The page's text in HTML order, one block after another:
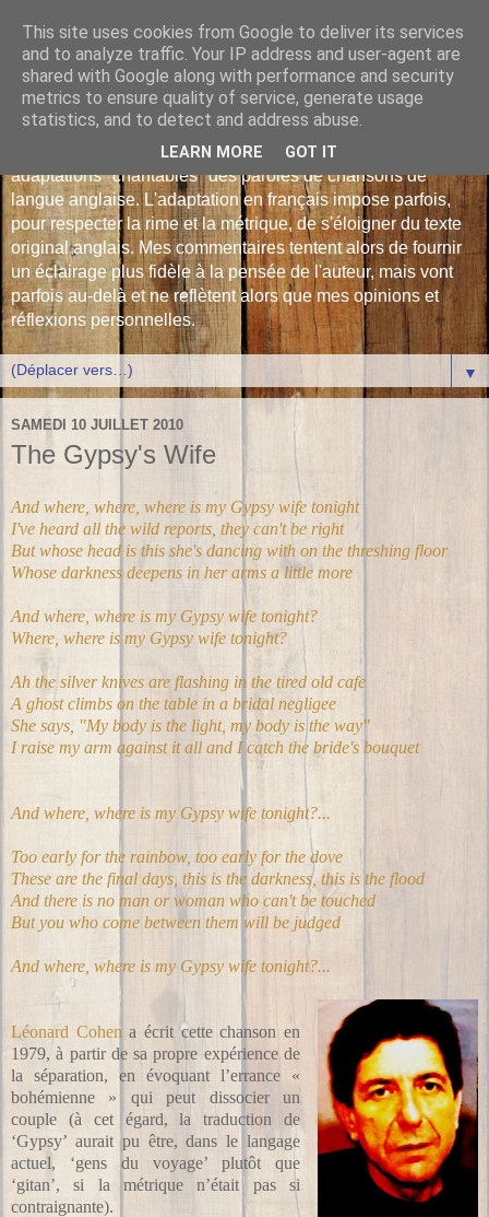
Les Monophonies de
Polyphrène
Versions françaises inédites : déjà plus de 510 traductions -
adaptations "chantables" des paroles de chansons de
langue anglaise. L'adaptation en français impose parfois,
pour respecter la rime et la métrique, de s'éloigner du texte
original anglais. Mes commentaires tentent alors de fournir
un éclairage plus fidèle à la pensée de l'auteur, mais vont
parfois au-delà et ne reflètent alors que mes opinions et
réflexions personnelles.
▼
SAMEDI 10 JUILLET 2010
The Gypsy's Wife
And where, where, where is my Gypsy wife tonight
I've heard all the wild reports, they can't be right
But whose head is this she's dancing with on the threshing floor
Whose darkness deepens in her arms a little more
And where, where is my Gypsy wife tonight?
Where, where is my Gypsy wife tonight?
Ah the silver knives are flashing in the tired old cafe
A ghost climbs on the table in a bridal negligee
She says, "My body is the light, my body is the way"
I raise my arm against it all and I catch the bride's bouquet
And where, where is my Gypsy wife tonight?...
Too early for the rainbow, too early for the dove
These are the final days, this is the darkness, this is the flood
And there is no man or woman who can't be touched
But you who come between them will be judged
And where, where is my Gypsy wife tonight?...
Léonard Cohena écrit cette chanson en
1979, à partir de sa propre expérience de
la séparation, en évoquant l’errance «
bohémienne » qui peut dissocier un
couple (à cet égard, la traduction de
‘Gypsy’ aurait pu être, dans le langage
actuel, ‘gens du voyage’ plutôt que
‘gitan’, si la métrique n’était pas si
contraignante).
This site uses cookies from Google to deliver its services
and to analyze traffic. Your IP address and user-agent are
shared with Google along with performance and security
metrics to ensure quality of service, generate usage
statistics, and to detect and address abuse.
LEARN MORE GOT IT